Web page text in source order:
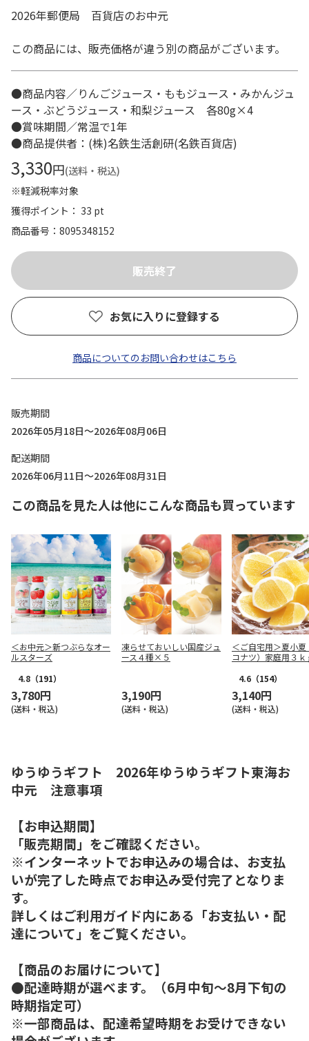
2026年郵便局 百貨店のお中元
この商品には、販売価格が違う別の商品がございます。
●商品内容／りんごジュース・ももジュース・みかんジュ
ース・ぶどうジュース・和梨ジュース 各80g×4
●賞味期間／常温で1年
●商品提供者：(株)名鉄生活創研(名鉄百貨店)
3,330円(送料・税込)
※軽減税率対象
獲得ポイント： 33 pt
商品番号
8095348152
お気に入りに登録する
商品についてのお問い合わせはこちら
販売期間
2026年05月18日～2026年08月06日
配送期間
2026年06月11日～2026年08月31日
この商品を見た人は他にこんな商品も買っています
＜お中元＞新つぶらなオー
ルスターズ
4.8 （191）
3,780円
(送料・税込)
凍らせておいしい国産ジュ
ース４種×５
3,190円
(送料・税込)
＜ご自宅用＞夏小夏
コナツ）家庭用３ｋ
4.6 （154）
3,140円
(送料・税込)
ゆうゆうギフト 2026年ゆうゆうギフト東海お
中元 注意事項
【お申込期間】
「販売期間」をご確認ください。
※インターネットでお申込みの場合は、お支払
いが完了した時点でお申込み受付完了となりま
す。
詳しくはご利用ガイド内にある「お支払い・配
達について」をご覧ください。
【商品のお届けについて】
●配達時期が選べます。（6月中旬～8月下旬の
時期指定可）
※一部商品は、配達希望時期をお受けできない